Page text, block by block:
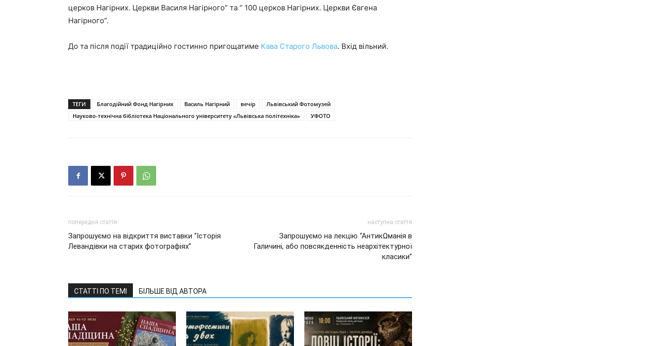
церков Нагірних. Церкви Василя Нагірного” та “ 100 церков Нагірних. Церкви Євгена
Нагірного”.
До та після події традиційно гостинно пригощатиме Кава Старого Львова. Вхід вільний.
ТЕГИ Благодійний Фонд Нагірних Василь Нагірний вечір
Львівський Фотомузей
Науково-технічна бібліотека Національного університету «Львівська політехніка»
УФОТО
попередня стаття
Запрошуємо на відкриття виставки “Історія
Левандівки на старих фотографіях”
наступна стаття
Запрошуємо на лекцію “АнтикΩманія в
Галичині, або повсякденність неархітектурної
класики”
СТАТТІ ПО ТЕМІ БІЛЬШЕ ВІД АВТОРА